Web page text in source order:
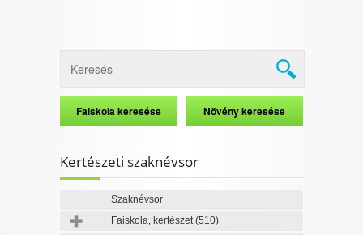
Kertészeti szaknévsor
Szaknévsor
Faiskola, kertészet(510)